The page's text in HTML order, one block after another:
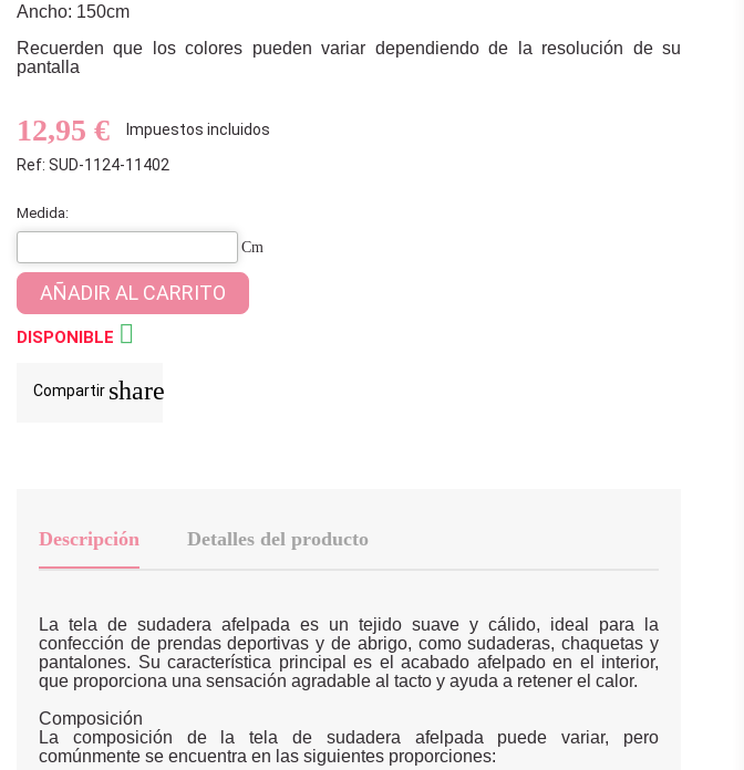
Ancho: 150cm
Recuerden que los colores pueden variar dependiendo de la resolución de su
pantalla
12,95 €
Impuestos incluidos
Ref: SUD-1124-11402
Medida:
Cm
AÑADIR AL CARRITO
DISPONIBLE 
Compartir share
Descripción Detalles del producto
La tela de sudadera afelpada es un tejido suave y cálido, ideal para la
confección de prendas deportivas y de abrigo, como sudaderas, chaquetas y
pantalones. Su característica principal es el acabado afelpado en el interior,
que proporciona una sensación agradable al tacto y ayuda a retener el calor.
Composición
La composición de la tela de sudadera afelpada puede variar, pero
comúnmente se encuentra en las siguientes proporciones: